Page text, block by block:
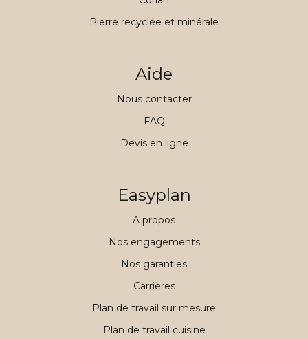
Pierre recyclée et minérale
Aide
Nous contacter
FAQ
Devis en ligne
Easyplan
A propos
Nos engagements
Nos garanties
Carrières
Plan de travail sur mesure
Plan de travail cuisine